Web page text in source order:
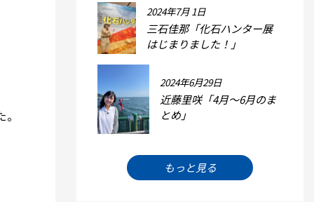
2024年7月 1日
三石佳那「化石ハンター展
はじまりました！」
2024年6月29日
近藤里咲「4月～6月のま
とめ」
もっと見る